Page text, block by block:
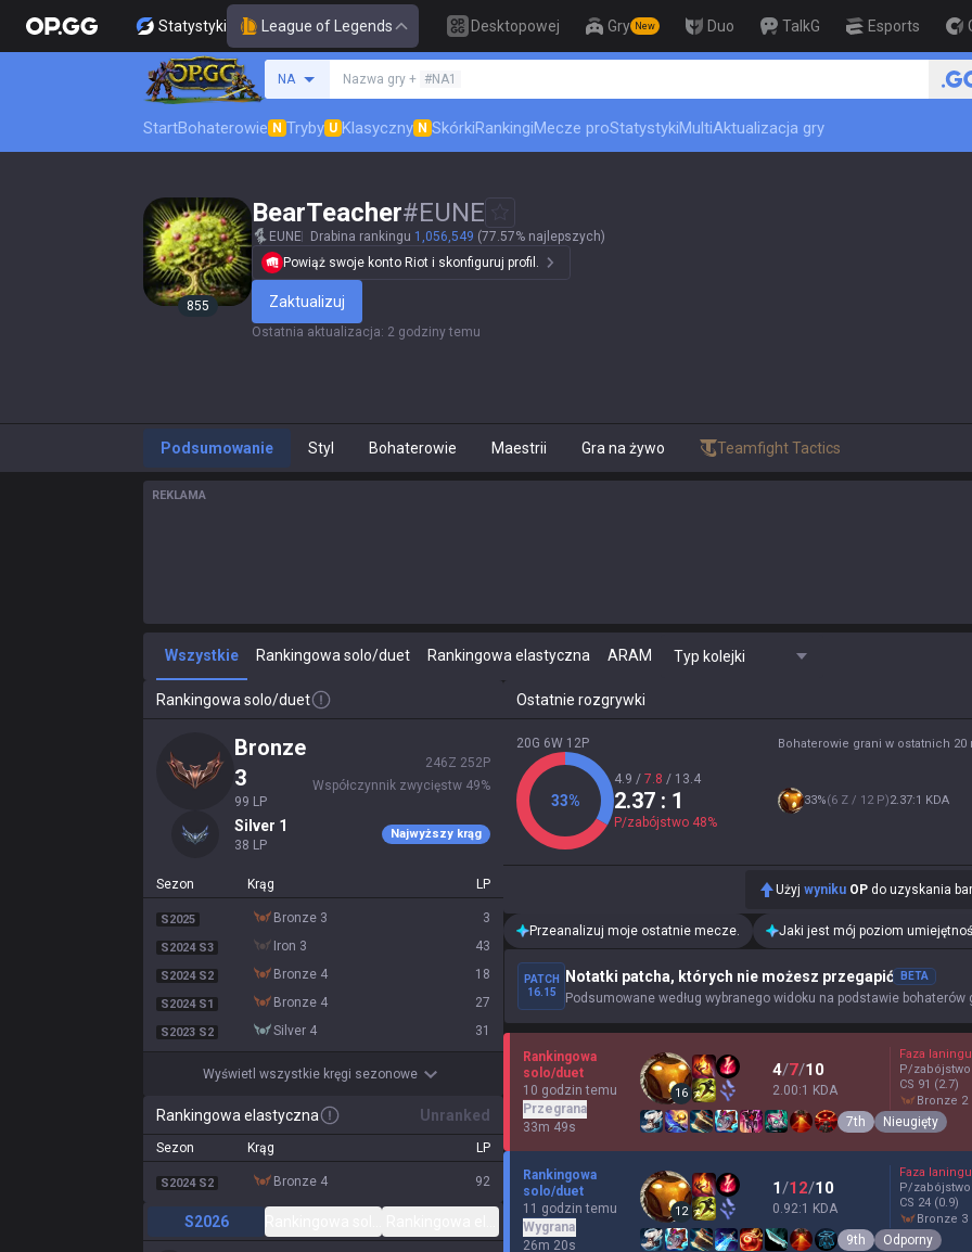
Statystyki League of Legends Desktopowej Gry New Duo TalkG Esports
NA Nazwa gry + #NA1
StartBohaterowie N Tryby U Klasyczny N SkórkiRankingiMecze proStatystykiMultiAktualizacja gry
855
BearTeacher#EUNE
EUNE Drabina rankingu 1,056,549 (77.57% najlepszych)
Powiąż swoje konto Riot i skonfiguruj profil.
Zaktualizuj
Ostatnia aktualizacja: 2 godziny temu
Podsumowanie Styl Bohaterowie Maestrii Gra na żywo Teamfight Tactics
REKLAMA
Wszystkie Rankingowa solo/duet Rankingowa elastyczna ARAM Typ kolejki
Rankingowa solo/duet
bronze
3
99 LP
246Z 252P
Współczynnik zwycięstw 49%
silver 1
38 LP
Najwyższy krąg
Sezon Krąg LP
S2025 bronze 3 3
S2024 S3 iron 3 43
S2024 S2 bronze 4 18
S2024 S1 bronze 4 27
S2023 S2 silver 4 31
Wyświetl wszystkie kręgi sezonowe
Rankingowa elastyczna Unranked
Sezon Krąg LP
S2024 S2 bronze 4 92
S2026 Rankingowa elastyczna
Ostatnie rozgrywki
20G 6W 12P
33%
4.9 / 7.8 / 13.4
2.37 : 1
P/zabójstwo 48%
Bohaterowie grani w ostatnich 20
33%(6 Z / 12 P)2.37:1 KDA
Użyj wyniku OP do uzyskania
Przeanalizuj moje ostatnie mecze. Jaki jest mój poziom
PATCH
16.15
Notatki patcha, których nie możesz przegapić BETA
Podsumowane według wybranego widoku na podstawie
Rankingowa
solo/duet
10 godzin temu
Przegrana
33m 49s
16
4/7/10
2.00:1 KDA
Faza laningu
P/zabójstwo
CS 91 (2.7)
bronze 2
7th Nieugięty
Rankingowa
solo/duet
11 godzin temu
Wygrana
26m 20s
12
1/12/10
0.92:1 KDA
Faza laningu
P/zabójstwo
CS 24 (0.9)
bronze 3
9th Odporny